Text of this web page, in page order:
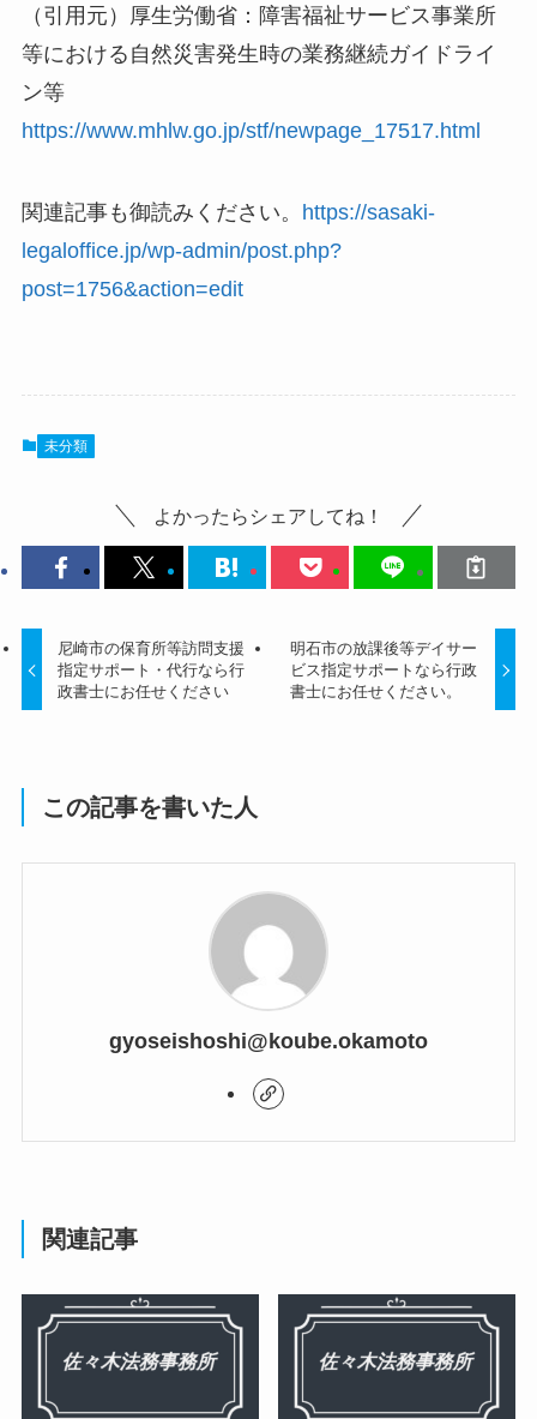
（引用元）厚生労働省：障害福祉サービス事業所
等における自然災害発生時の業務継続ガイドライ
ン等
https://www.mhlw.go.jp/stf/newpage_17517.html
関連記事も御読みください。 https://sasaki-
legaloffice.jp/wp-admin/post.php?
post=1756&action=edit
未分類
よかったらシェアしてね！
尼崎市の保育所等訪問支援
指定サポート・代行なら行
政書士にお任せください
明石市の放課後等デイサー
ビス指定サポートなら行政
書士にお任せください。
この記事を書いた人
gyoseishoshi@koube.okamoto
関連記事